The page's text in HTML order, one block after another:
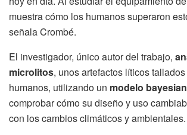
muestra cómo los humanos superaron
señala Crombé.
El investigador, único autor del trabajo,
microlitos, unos artefactos líticos
humanos, utilizando un modelo
comprobar cómo su diseño y uso
con los cambios climáticos y ambientales.